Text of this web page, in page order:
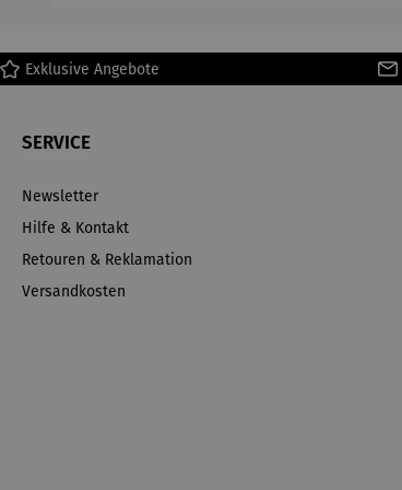
Exklusive Angebote
SERVICE
Newsletter
Hilfe & Kontakt
Retouren & Reklamation
Versandkosten